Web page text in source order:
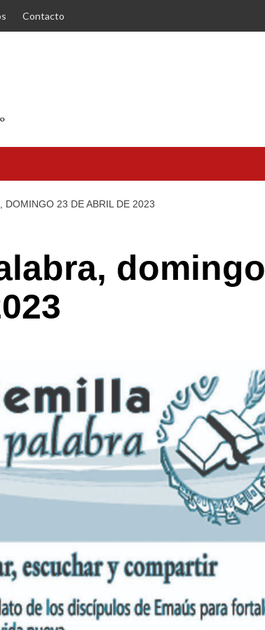
Contacto
DOMINGO 23 DE ABRIL DE 2023
domingo